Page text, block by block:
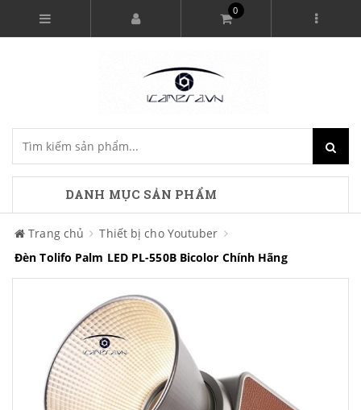
0
DANH MỤC SẢN PHẨM
Trang chủ
Thiết bị cho Youtuber
Đèn Tolifo Palm LED PL-550B Bicolor Chính Hãng